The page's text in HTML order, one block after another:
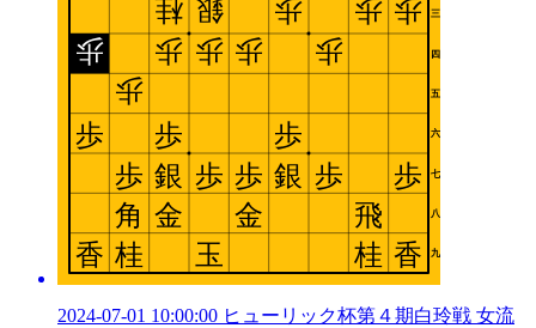
2024-07-01 10:00:00 ヒューリック杯第４期白玲戦 女流